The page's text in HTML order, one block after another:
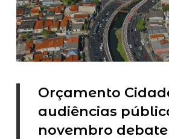
Orçamento
audiências
novembro